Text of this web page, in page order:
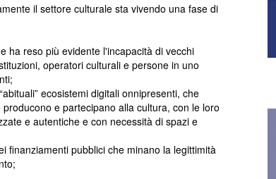
il settore culturale sta vivendo una fase di
ha reso più evidente l'incapacità di vecchi
operatori culturali e persone in uno
ecosistemi digitali onnipresenti, che
e partecipano alla cultura, con le loro
e autentiche e con necessità di spazi e
finanziamenti pubblici che minano la legittimità